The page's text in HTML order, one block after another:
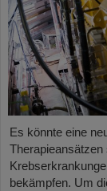
Es könnte eine
bekämpfen. Um